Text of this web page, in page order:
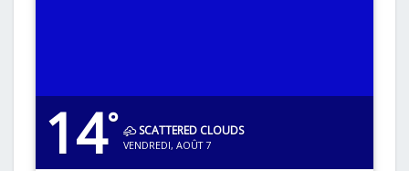
14° SCATTERED CLOUDS
VENDREDI, AOÛT 7